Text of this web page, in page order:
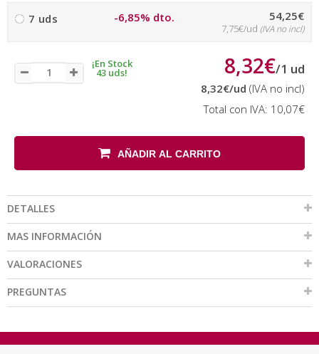
7 uds -6,85% dto. 54,25€
7,75€/ud (IVA no incl)
¡En Stock
43 uds! 8,32€/1 ud
8,32€/ud (IVA no incl)
Total con IVA: 10,07€
AÑADIR AL CARRITO
DETALLES
MAS INFORMACIÓN
VALORACIONES
PREGUNTAS